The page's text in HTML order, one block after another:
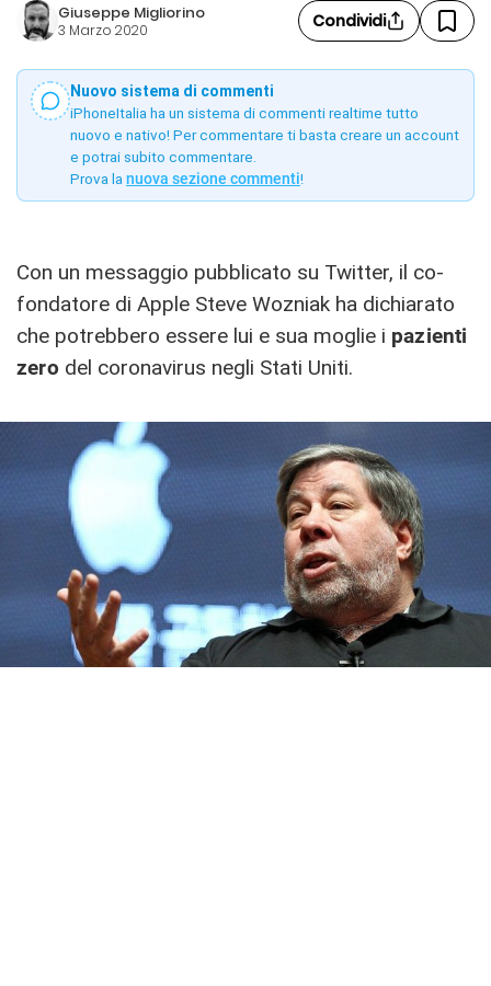
Giuseppe Migliorino
3 Marzo 2020 Condividi
Nuovo sistema di commenti
iPhoneItalia ha un sistema di commenti realtime tutto
nuovo e nativo! Per commentare ti basta creare un account
e potrai subito commentare.
Prova la nuova sezione commenti!
Con un messaggio pubblicato su Twitter, il co-
fondatore di Apple Steve Wozniak ha dichiarato
che potrebbero essere lui e sua moglie i pazienti
zero del coronavirus negli Stati Uniti.